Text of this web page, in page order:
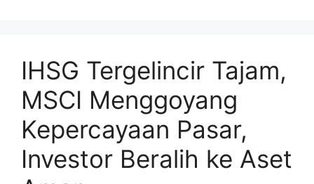
IHSG Tergelincir Tajam,
MSCI Menggoyang
Kepercayaan Pasar,
Investor Beralih ke Aset